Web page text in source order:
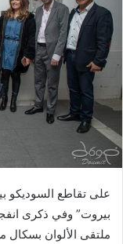
على تقاطع السوديكو
ملتقى الألوان بسكال